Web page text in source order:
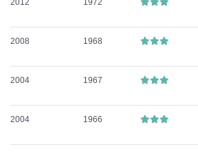
2012 1972
2008 1968
2004 1967
2004 1966